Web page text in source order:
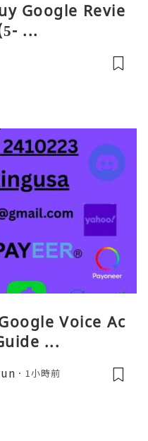
Google Revie
...
Voice Ac
...
1小時前